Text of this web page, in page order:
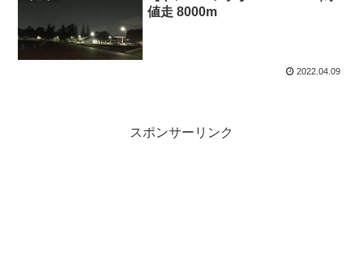
値走 8000m
2022.04.09
スポンサーリンク